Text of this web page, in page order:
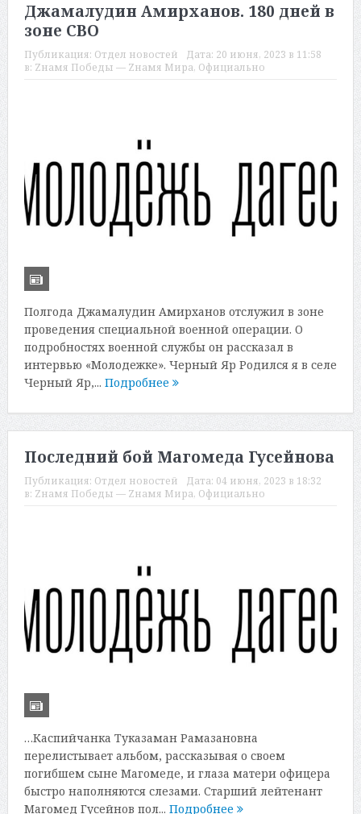
Джамалудин Амирханов. 180 дней в
зоне СВО
Публикация: Отдел новостей Дата: 20 июня, 2023 в 11:58
в: Zнамя Победы — Zнамя Мира, Официально
Полгода Джамалудин Амирханов отслужил в зоне
проведения специальной военной операции. О
подробностях военной службы он рассказал в
интервью «Молодежке». Черный Яр Родился я в селе
Черный Яр,... Подробнее
Последний бой Магомеда Гусейнова
Публикация: Отдел новостей Дата: 04 июня, 2023 в 18:32
в: Zнамя Победы — Zнамя Мира, Официально
…Каспийчанка Туказаман Рамазановна
перелистывает альбом, рассказывая о своем
погибшем сыне Магомеде, и глаза матери офицера
быстро наполняются слезами. Старший лейтенант
Магомед Гусейнов пол... Подробнее